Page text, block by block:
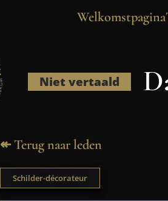
Welkomstpagina
Niet vertaald
↞ Terug naar leden
Schilder-décorateur